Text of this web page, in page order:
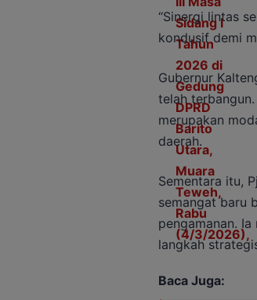
“Sinergi lintas
kondusif demi
Gubernur
telah
merupakan
daerah.
Sementara itu,
semangat baru
pengamanan.
langkah
Baca Juga: